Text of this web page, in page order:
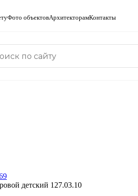
Фото объектовАрхитекторамКонтакты
детский 127.03.10